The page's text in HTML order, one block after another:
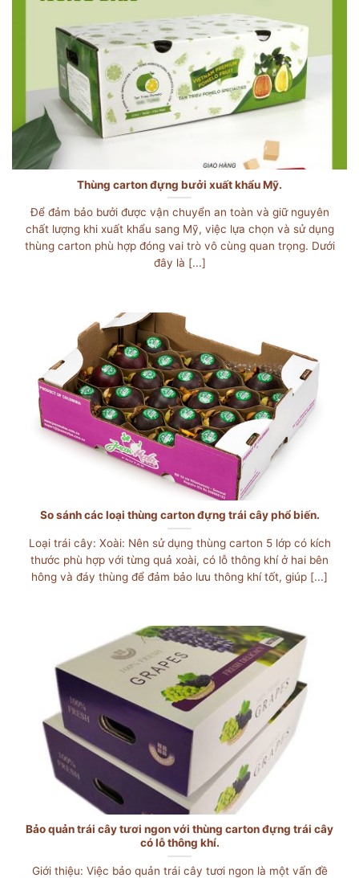
Thùng carton đựng bưởi xuất khẩu Mỹ.
Để đảm bảo bưởi được vận chuyển an toàn và giữ nguyên
chất lượng khi xuất khẩu sang Mỹ, việc lựa chọn và sử dụng
thùng carton phù hợp đóng vai trò vô cùng quan trọng. Dưới
đây là [...]
So sánh các loại thùng carton đựng trái cây phổ biến.
Loại trái cây: Xoài: Nên sử dụng thùng carton 5 lớp có kích
thước phù hợp với từng quả xoài, có lỗ thông khí ở hai bên
hông và đáy thùng để đảm bảo lưu thông khí tốt, giúp [...]
Bảo quản trái cây tươi ngon với thùng carton đựng trái cây
có lỗ thông khí.
Giới thiệu: Việc bảo quản trái cây tươi ngon là một vấn đề